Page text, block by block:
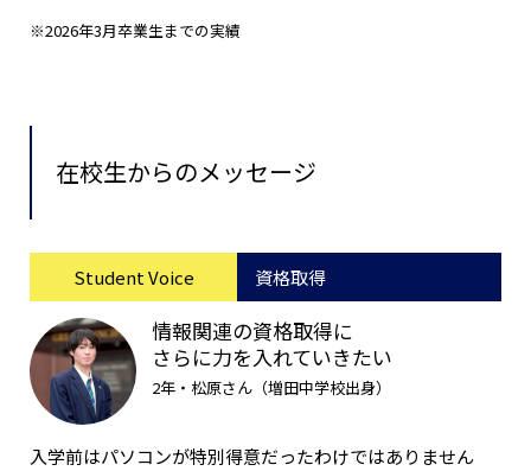
※2026年3月卒業生までの実績
在校生からのメッセージ
Student Voice 資格取得
情報関連の資格取得に
さらに力を入れていきたい
2年・松原さん（増田中学校出身）
入学前はパソコンが特別得意だったわけではありません